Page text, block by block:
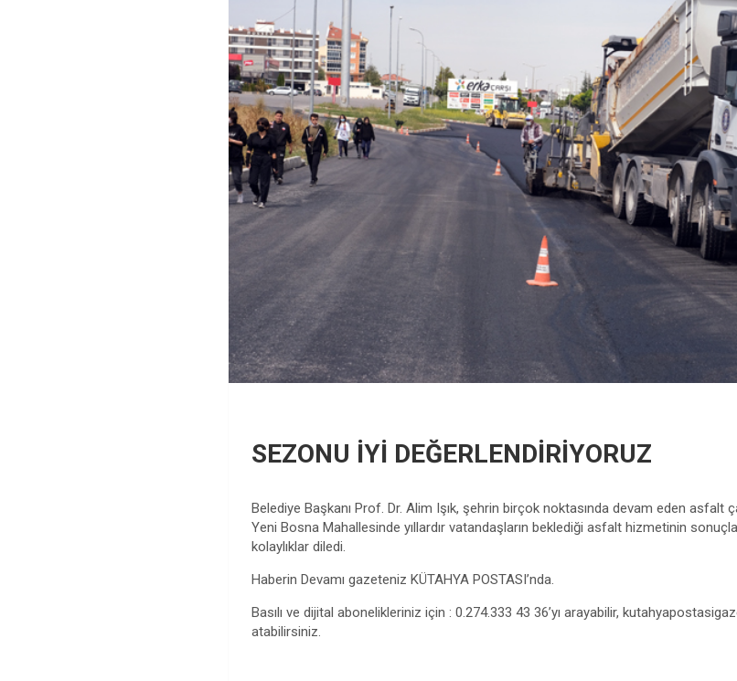
SEZONU İYİ DEĞERLENDİRİYORUZ
Belediye Başkanı Prof. Dr. Alim Işık, şehrin birçok noktasında devam eden asfalt
Yeni Bosna Mahallesinde yıllardır vatandaşların beklediği asfalt hizmetinin
kolaylıklar diledi.
Haberin Devamı gazeteniz KÜTAHYA POSTASI’nda.
Basılı ve dijital abonelikleriniz için : 0.274.333 43 36’yı arayabilir,
atabilirsiniz.